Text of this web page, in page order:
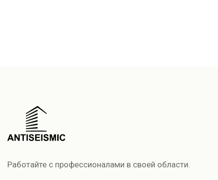
Работайте с профессионалами в своей области.